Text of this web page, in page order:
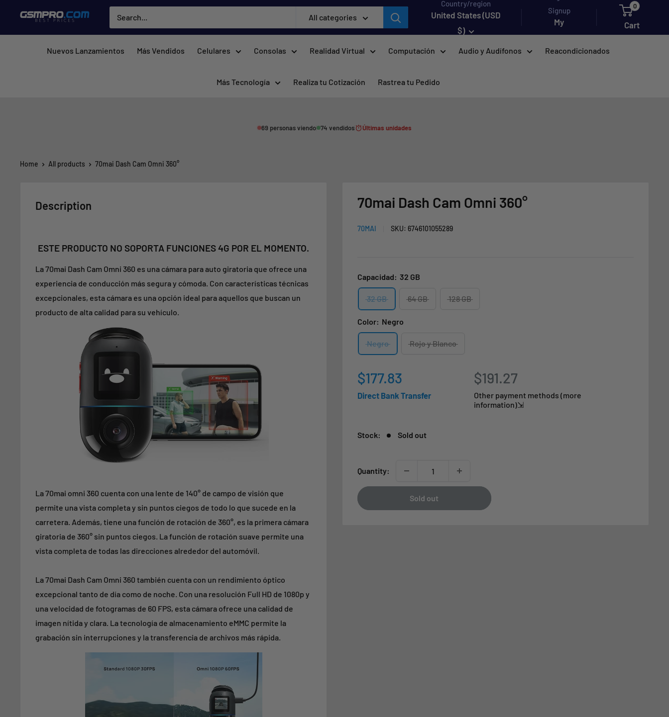
content
GSMPRO.CL All categories
Country/region
United States (USD
$)
Signup
My
account
0
Cart
Nuevos Lanzamientos Más Vendidos Celulares Consolas Realidad Virtual Computación Audio y Audífonos Reacondicionados
Más Tecnología Realiza tu Cotización Rastrea tu Pedido
69 personas viendo 74 vendidos Últimas unidades
Home All products 70mai Dash Cam Omni 360°
70mai Dash Cam Omni 360°
70MAI SKU: 6746101055289
Capacidad: 32 GB
32 GB 64 GB 128 GB
Color: Negro
Negro Rojo y Blanco
Sale
price
$177.83
Direct Bank Transfer
$191.27
Other payment methods (more
information)⇲
Stock: Sold out
Quantity:
Sold out
Description
ESTE PRODUCTO NO SOPORTA FUNCIONES 4G POR EL MOMENTO.
La 70mai Dash Cam Omni 360 es una cámara para auto giratoria que ofrece una
experiencia de conducción más segura y cómoda. Con características técnicas
excepcionales, esta cámara es una opción ideal para aquellos que buscan un
producto de alta calidad para su vehículo.
La 70mai omni 360 cuenta con una lente de 140° de campo de visión que
permite una vista completa y sin puntos ciegos de todo lo que sucede en la
carretera. Además, tiene una función de rotación de 360°, es la primera cámara
giratoria de 360° sin puntos ciegos. La función de rotación suave permite una
vista completa de todas las direcciones alrededor del automóvil.
La 70mai Dash Cam Omni 360 también cuenta con un rendimiento óptico
excepcional tanto de día como de noche. Con una resolución Full HD de 1080p y
una velocidad de fotogramas de 60 FPS, esta cámara ofrece una calidad de
imagen nítida y clara. La tecnología de almacenamiento eMMC permite la
grabación sin interrupciones y la transferencia de archivos más rápida.